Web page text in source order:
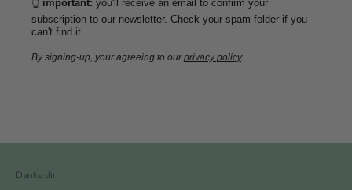
👆 important: you'll receive an email to confirm your
subscription to our newsletter. Check your spam folder if you
can't find it.
By signing-up, your agreeing to ourprivacy policy.
Danke dir!